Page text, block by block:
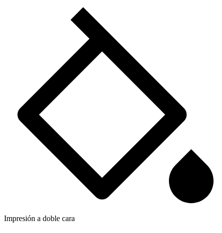
Impresión a doble cara